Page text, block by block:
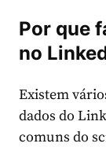
Por que
no
Existem
dados do
comuns do